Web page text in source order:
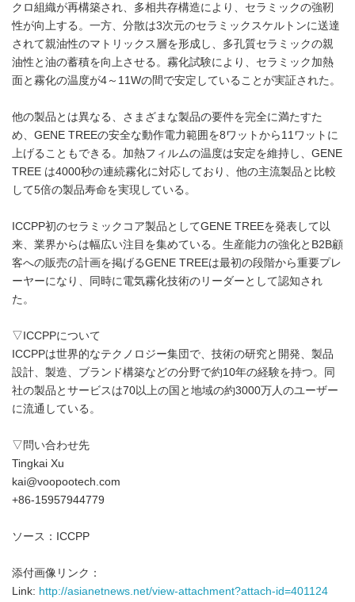
クロ組織が再構築され、多相共存構造により、セラミックの強靭
性が向上する。一方、分散は3次元のセラミックスケルトンに送達
されて親油性のマトリックス層を形成し、多孔質セラミックの親
油性と油の蓄積を向上させる。霧化試験により、セラミック加熱
面と霧化の温度が4～11Wの間で安定していることが実証された。
他の製品とは異なる、さまざまな製品の要件を完全に満たすた
め、GENE TREEの安全な動作電力範囲を8ワットから11ワットに
上げることもできる。加熱フィルムの温度は安定を維持し、GENE
TREE は4000秒の連続霧化に対応しており、他の主流製品と比較
して5倍の製品寿命を実現している。
ICCPP初のセラミックコア製品としてGENE TREEを発表して以
来、業界からは幅広い注目を集めている。生産能力の強化とB2B顧
客への販売の計画を掲げるGENE TREEは最初の段階から重要プレ
ーヤーになり、同時に電気霧化技術のリーダーとして認知され
た。
▽ICCPPについて
ICCPPは世界的なテクノロジー集団で、技術の研究と開発、製品
設計、製造、ブランド構築などの分野で約10年の経験を持つ。同
社の製品とサービスは70以上の国と地域の約3000万人のユーザー
に流通している。
▽問い合わせ先
Tingkai Xu
kai@voopootech.com
+86-15957944779
ソース：ICCPP
添付画像リンク：
Link: http://asianetnews.net/view-attachment?attach-id=401124